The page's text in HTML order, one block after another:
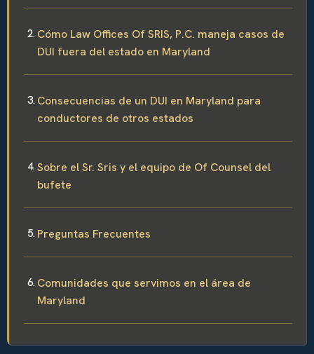
Cómo Law Offices Of SRIS, P.C. maneja casos de
DUI fuera del estado en Maryland
Consecuencias de un DUI en Maryland para
conductores de otros estados
Sobre el Sr. Sris y el equipo de Of Counsel del
bufete
Preguntas Frecuentes
Comunidades que servimos en el área de
Maryland